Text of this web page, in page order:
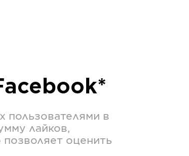
пользователями в
лайков,
оценить